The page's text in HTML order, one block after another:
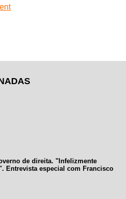
de direita. "Infelizmente
Entrevista especial com Francisco